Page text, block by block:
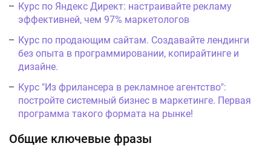
Курс по Яндекс Директ: настраивайте рекламу
эффективней, чем 97% маркетологов
Курс по продающим сайтам. Создавайте лендинги
без опыта в программировании, копирайтинге и
дизайне.
Курс "Из фрилансера в рекламное агентство":
постройте системный бизнес в маркетинге. Первая
программа такого формата на рынке!
Общие ключевые фразы